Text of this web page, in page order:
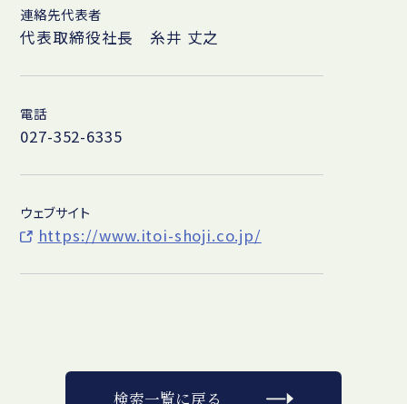
連絡先代表者
代表取締役社長 糸井 丈之
電話
027-352-6335
ウェブサイト
https://www.itoi-shoji.co.jp/
検索一覧に戻る